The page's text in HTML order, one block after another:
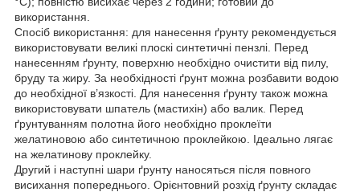
використання.
Спосіб використання: для нанесення ґрунту рекомендується
використовувати великі плоскі синтетичні пензлі. Перед
нанесенням ґрунту, поверхню необхідно очистити від пилу,
бруду та жиру. За необхідності ґрунт можна розбавити водою
до необхідної в’язкості. Для нанесення ґрунту також можна
використовувати шпатель (мастихін) або валик. Перед
ґрунтуванням полотна його необхідно проклеїти
желатиновою або синтетичною проклейкою. Ідеально лягає
на желатинову проклейку.
Другий і наступні шари ґрунту наносяться після повного
висихання попереднього. Орієнтовний розхід ґрунту складає